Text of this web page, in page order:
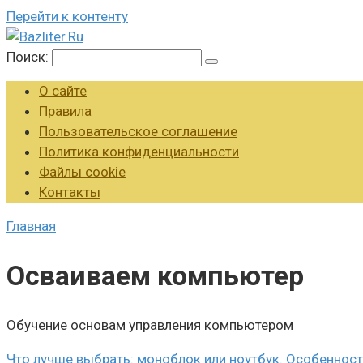
Перейти к контенту
Поиск:
О сайте
Правила
Пользовательское соглашение
Политика конфиденциальности
Файлы cookie
Контакты
Главная
Осваиваем компьютер
Обучение основам управления компьютером
Что лучше выбрать: моноблок или ноутбук.